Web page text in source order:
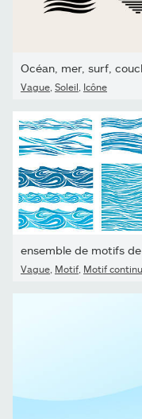
Océan, mer, surf,
Vague Soleil Icône
ensemble de motifs
Vague Motif Motif continu